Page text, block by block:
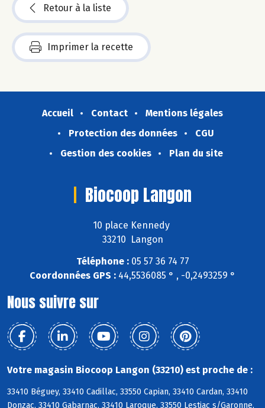
Retour à la liste
Imprimer la recette
Accueil Contact
Mentions légales
Protection des données
CGU
Gestion des cookies
Plan du site
Biocoop Langon
10 place Kennedy
33210 Langon
Téléphone :05 57 36 74 77
Coordonnées GPS : 44,5536085 ° , -0,2493259 °
Nous suivre sur
Votre magasin Biocoop Langon (33210) est proche de :
33410 Béguey, 33410 Cadillac, 33550 Capian, 33410 Cardan, 33410
Donzac, 33410 Gabarnac, 33410 Laroque, 33550 Lestiac s/Garonne,